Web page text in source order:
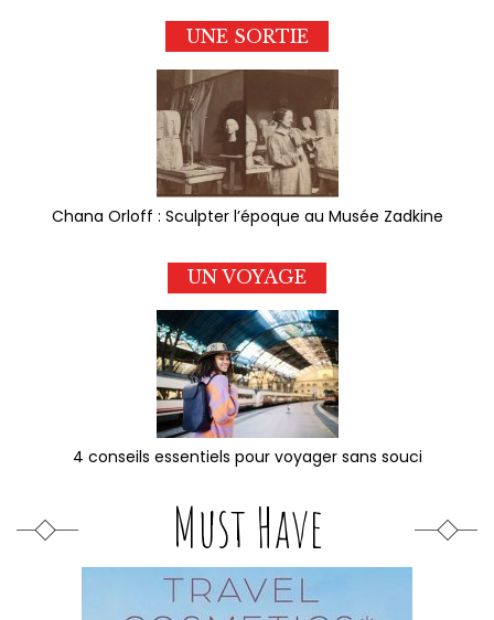
UNE SORTIE
Chana Orloff : Sculpter l’époque au Musée Zadkine
UN VOYAGE
4 conseils essentiels pour voyager sans souci
Must Have